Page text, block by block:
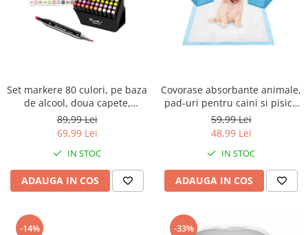
Set markere 80 culori, pe baza
de alcool, doua capete,
potrivite pentru hartie,
carton, ceramica, lemn, metal
si alte suprafete, geanta
89,99 Lei
69,99 Lei
IN STOC
ADAUGA IN COS
Covorase absorbante animale,
pad-uri pentru caini si pisici,
scutece antrenament,
protectie pardoseala, 50
bucati, 40x60 cm
59,99 Lei
48,99 Lei
IN STOC
ADAUGA IN COS
-14% -33%